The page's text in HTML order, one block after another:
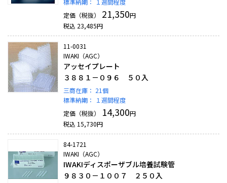
標準納期：
１週間程度
定価（税抜）
21,350円
税込 23,485円
11-0031
IWAKI（AGC）
アッセイプレート
３８８１－０９６ ５０入
三商在庫： 21個
標準納期：
１週間程度
定価（税抜）
14,300円
税込 15,730円
84-1721
IWAKI（AGC）
IWAKIディスポーザブル培養試験管
９８３０－１００７ ２５０入